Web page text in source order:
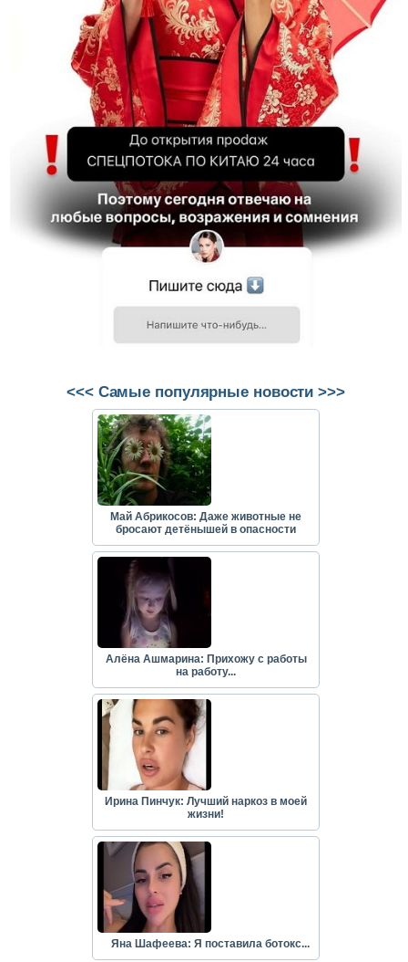
<<< Самые популярные новости >>>
Май Абрикосов: Даже животные не
бросают детёнышей в опасности
Алёна Ашмарина: Прихожу с работы
на работу...
Ирина Пинчук: Лучший наркоз в моей
жизни!
Яна Шафеева: Я поставила ботокс...